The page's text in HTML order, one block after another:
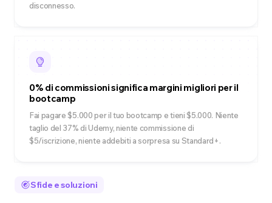
disconnesso.
0% di commissioni significa margini migliori per il
bootcamp
Fai pagare $5.000 per il tuo bootcamp e tieni $5.000. Niente
taglio del 37% di Udemy, niente commissione di
$5/iscrizione, niente addebiti a sorpresa su Standard+.
Sfide e soluzioni